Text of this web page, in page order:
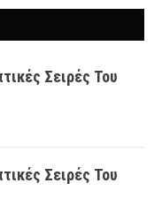
Σειρές Του
Σειρές Του